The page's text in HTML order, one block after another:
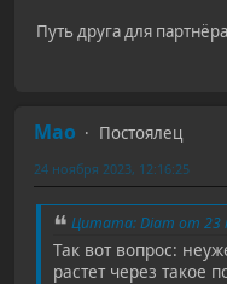
Путь друга для
Mao
Постоялец
24 ноября 2023, 12:16:25
Цитата: Diam от 23
Так вот вопрос:
растет через такое